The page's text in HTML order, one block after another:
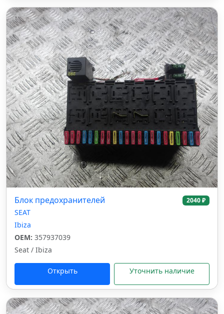
Блок предохранителей 2040 ₽
SEAT
Ibiza
OEM: 357937039
Seat / Ibiza
Открыть Уточнить наличие